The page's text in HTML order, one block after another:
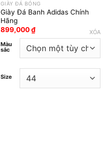
GIÀY ĐÁ BÓNG
Giày Đá Banh Adidas Chính
Hãng
899,000₫
Màu
sắc
Size
XÓA